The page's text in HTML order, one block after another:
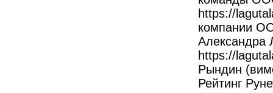
https://
компании
Александра
https://
Рындин
Рейтинг